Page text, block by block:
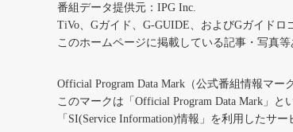
番組データ提供元：IPG Inc.
TiVo、Gガイド、G-GUIDE、およびGガイドロ
このホームページに掲載している記事・写真
Official Program Data Mark（公式番組情報マーク
このマークは「Official Program Data Mark」
「SI(Service Information)情報」を利用したサ